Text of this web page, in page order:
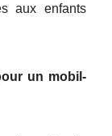
aux enfants
un mobil-